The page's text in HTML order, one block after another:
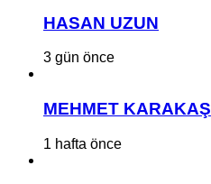
HASAN UZUN
3 gün önce
MEHMET KARAKAŞ
1 hafta önce